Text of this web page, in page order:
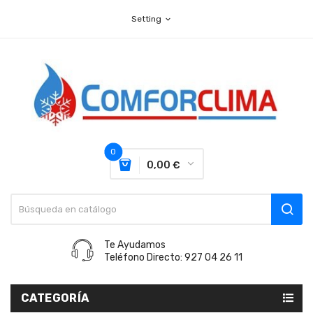
Setting expand_more
0
0,00 €
Te Ayudamos
Teléfono Directo: 927 04 26 11
CATEGORÍA